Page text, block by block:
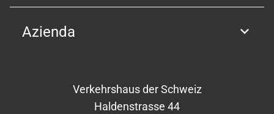
Azienda
Verkehrshaus der Schweiz
Haldenstrasse 44